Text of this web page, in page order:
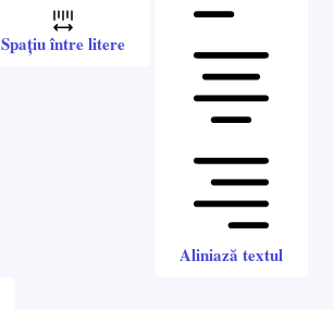
Spațiu între litere
Aliniază textul